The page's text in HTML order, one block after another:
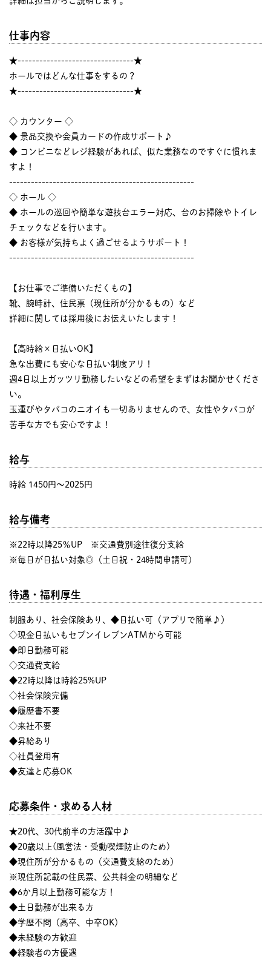
仕事内容
★--------------------------------★
ホールではどんな仕事をするの？
★--------------------------------★
◇ カウンター ◇
◆ 景品交換や会員カードの作成サポート♪
◆ コンビニなどレジ経験があれば、似た業務なのですぐに慣れま
すよ！
---------------------------------------------------
◇ ホール ◇
◆ ホールの巡回や簡単な遊技台エラー対応、台のお掃除やトイレ
チェックなどを行います。
◆ お客様が気持ちよく過ごせるようサポート！
---------------------------------------------------
【お仕事でご準備いただくもの】
靴、腕時計、住民票（現住所が分かるもの）など
詳細に関しては採用後にお伝えいたします！
【高時給×日払いOK】
急な出費にも安心な日払い制度アリ！
週4日以上ガッツリ勤務したいなどの希望をまずはお聞かせくださ
い。
玉運びやタバコのニオイも一切ありませんので、女性やタバコが
苦手な方でも安心ですよ！
給与
時給 1450円〜2025円
給与備考
※22時以降25％UP ※交通費別途往復分支給
※毎日が日払い対象◎（土日祝・24時間申請可）
待遇・福利厚生
制服あり、社会保険あり、◆日払い可（アプリで簡単♪）
◇現金日払いもセブンイレブンATMから可能
◆即日勤務可能
◇交通費支給
◆22時以降は時給25%UP
◇社会保険完備
◆履歴書不要
◇来社不要
◆昇給あり
◇社員登用有
◆友達と応募OK
応募条件・求める人材
★20代、30代前半の方活躍中♪
◆20歳以上(風営法・受動喫煙防止のため)
◆現住所が分かるもの（交通費支給のため）
※現住所記載の住民票、公共料金の明細など
◆6か月以上勤務可能な方！
◆土日勤務が出来る方
◆学歴不問（高卒、中卒OK）
◆未経験の方歓迎
◆経験者の方優遇